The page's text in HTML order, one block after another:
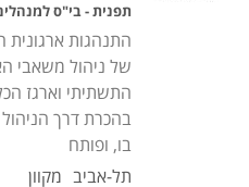
להעלות את משכורתו בסכום
והדבר משפיע לחיוב על
הוא מתרגל למשכורת
ההוצאות הסדיר שלו
היתה. בסיכומו של דבר
להימשך באופן קבוע, אך
תפנית - בי"ס
התנהגות ארגונית
של ניהול משאבי
התשתיתי וארגז
בהכרת דרך
בו, ופותח
תל-אביב מקוון